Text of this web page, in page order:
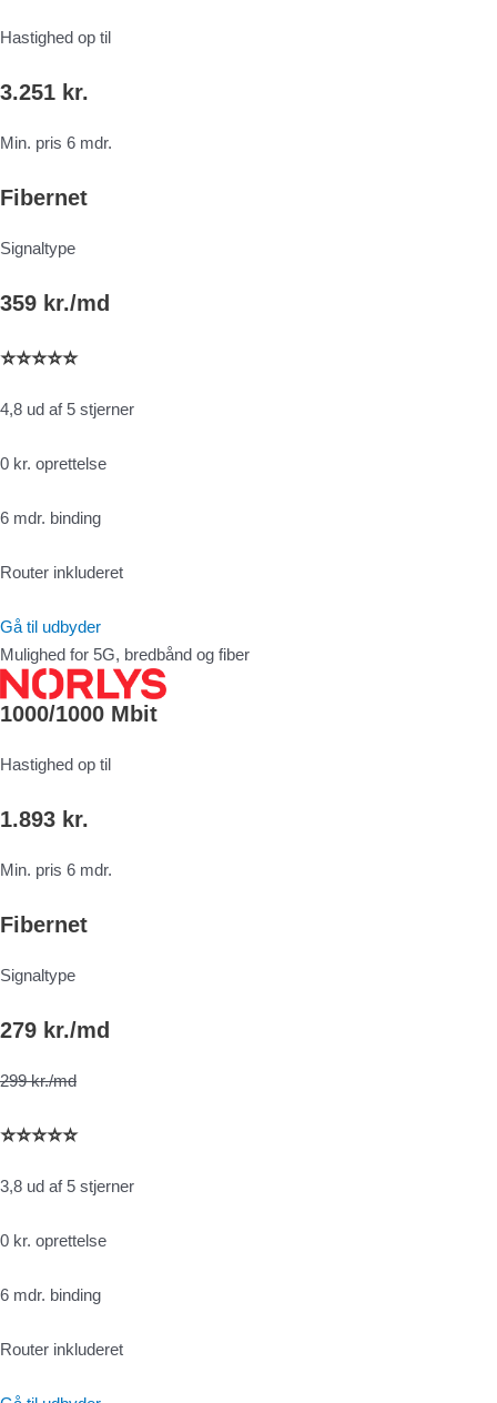
Hastighed op til
3.251 kr.
Min. pris 6 mdr.
Fibernet
Signaltype
359 kr./md
⭐⭐⭐⭐⭐
4,8 ud af 5 stjerner
0 kr. oprettelse
6 mdr. binding
Router inkluderet
Gå til udbyder
Mulighed for 5G, bredbånd og fiber
1000/1000 Mbit
Hastighed op til
1.893 kr.
Min. pris 6 mdr.
Fibernet
Signaltype
279 kr./md
299 kr./md
⭐⭐⭐⭐⭐
3,8 ud af 5 stjerner
0 kr. oprettelse
6 mdr. binding
Router inkluderet